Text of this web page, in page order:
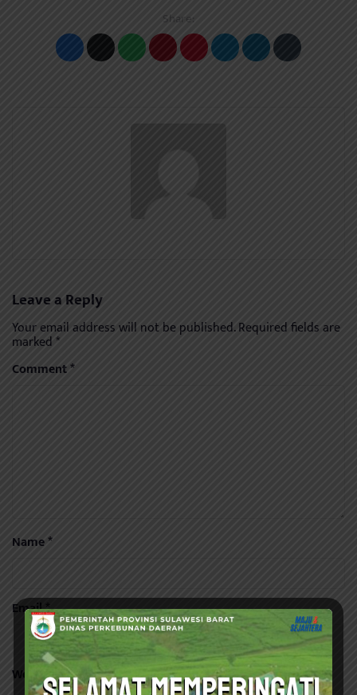
Share:
Leave a Reply
Your email address will not be published.Required fields are
marked*
Comment*
Name*
Email*
Website